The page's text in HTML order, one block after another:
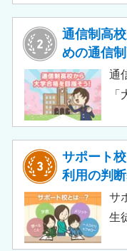
目
や
ら
う
通信制高
めの通信
通
の
て
い
あ
サポート
利用の判
サ
生